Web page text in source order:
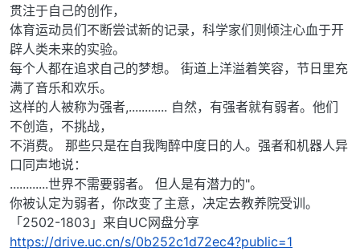
贯注于自己的创作，
体育运动员们不断尝试新的记录，科学家们则倾注心血于开
辟人类未来的实验。
每个人都在追求自己的梦想。 街道上洋溢着笑容，节日里充
满了音乐和欢乐。
这样的人被称为强者,............ 自然，有强者就有弱者。他们
不创造，不挑战，
不消费。 那些只是在自我陶醉中度日的人。强者和机器人异
口同声地说：
............世界不需要弱者。 但人是有潜力的"。
你被认定为弱者，你改变了主意，决定去教养院受训。
「2502-1803」来自UC网盘分享
https://drive.uc.cn/s/0b252c1d72ec4?public=1